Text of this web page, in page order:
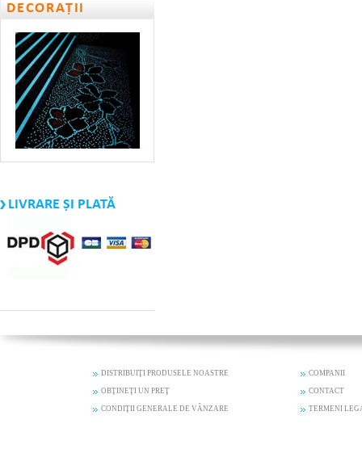
DECORAȚII
LIVRARE ȘI PLATĂ
DISTRIBUIŢI PRODUSELE NOASTRE COMPANII
OBŢINEŢI UN PREŢ CONTACT
CONDIŢII GENERALE DE VÂNZARE TERMENI